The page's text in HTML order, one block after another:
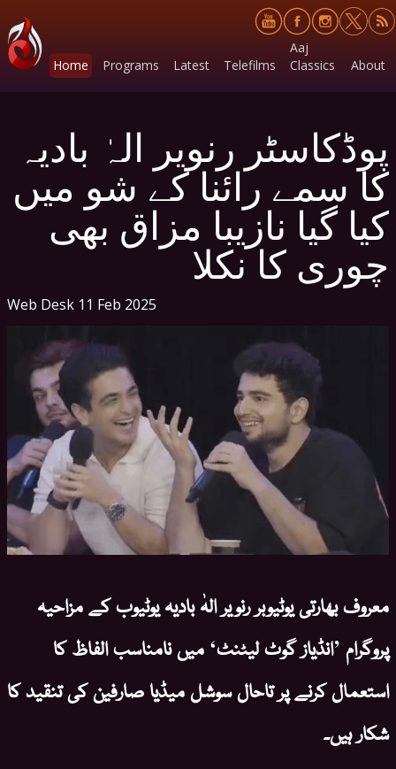
Home Programs Latest Telefilms
Aaj
Classics
About
پوڈکاسٹر رنویر الہٰ بادیہ
کا سمے رائنا کے شو میں
کیا گیا نازیبا مزاق بھی
چوری کا نکلا
Web Desk 11 Feb 2025
معروف بھارتی یوٹیوبر رنویر الہٰ بادیہ یوٹیوب کے مزاحیہ
پروگرام ’انڈیاز گوٹ لیٹنٹ‘ میں نامناسب الفاظ کا
استعمال کرنے پر تاحال سوشل میڈیا صارفین کی تنقید کا
شکار ہیں۔